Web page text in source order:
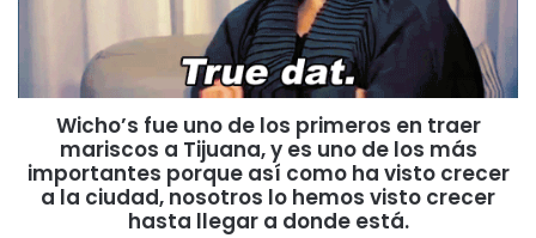
Wicho’s fue uno de los primeros en traer
mariscos a Tijuana, y es uno de los más
importantes porque así como ha visto crecer
a la ciudad, nosotros lo hemos visto crecer
hasta llegar a donde está.